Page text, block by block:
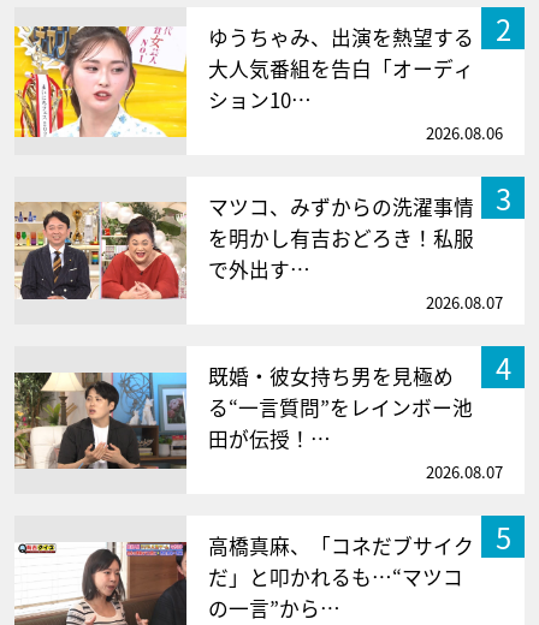
2
ゆうちゃみ、出演を熱望する
大人気番組を告白「オーディ
ション10…
2026.08.06
3
マツコ、みずからの洗濯事情
を明かし有吉おどろき！私服
で外出す…
2026.08.07
4
既婚・彼女持ち男を見極め
る“一言質問”をレインボー池
田が伝授！…
2026.08.07
5
高橋真麻、「コネだブサイク
だ」と叩かれるも…“マツコ
の一言”から…